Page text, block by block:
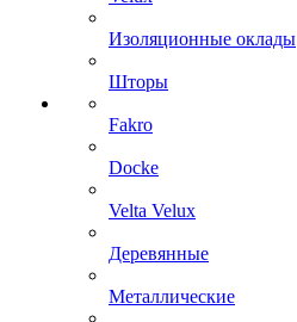
Изоляционные оклады
Шторы
Fakro
Docke
Velta Velux
Деревянные
Металлические